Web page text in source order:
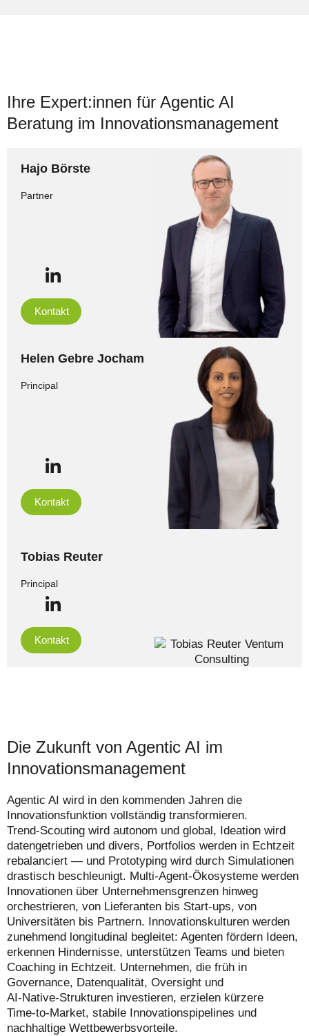
Ihre Expert:innen für Agentic AI
Beratung im Innovationsmanagement
Hajo Börste
Partner
Kontakt
Helen Gebre Jocham
Principal
Kontakt
Tobias Reuter
Principal
Kontakt
Die Zukunft von Agentic AI im
Innovationsmanagement
Agentic AI wird in den kommenden Jahren die
Innovationsfunktion vollständig transformieren.
Trend‑Scouting wird autonom und global, Ideation wird
datengetrieben und divers, Portfolios werden in Echtzeit
rebalanciert — und Prototyping wird durch Simulationen
drastisch beschleunigt. Multi‑Agent‑Ökosysteme werden
Innovationen über Unternehmensgrenzen hinweg
orchestrieren, von Lieferanten bis Start‑ups, von
Universitäten bis Partnern. Innovationskulturen werden
zunehmend longitudinal begleitet: Agenten fördern Ideen,
erkennen Hindernisse, unterstützen Teams und bieten
Coaching in Echtzeit. Unternehmen, die früh in
Governance, Datenqualität, Oversight und
AI‑Native‑Strukturen investieren, erzielen kürzere
Time‑to‑Market, stabile Innovationspipelines und
nachhaltige Wettbewerbsvorteile.